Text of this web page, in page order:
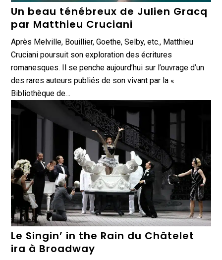
Un beau ténébreux de Julien Gracq
par Matthieu Cruciani
Après Melville, Bouillier, Goethe, Selby, etc., Matthieu
Cruciani poursuit son exploration des écritures
romanesques. Il se penche aujourd’hui sur l’ouvrage d’un
des rares auteurs publiés de son vivant par la «
Bibliothèque de…
Le Singin’ in the Rain du Châtelet
ira à Broadway